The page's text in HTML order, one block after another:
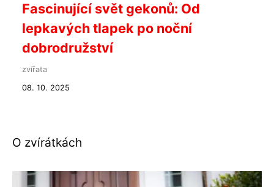
Fascinující svět gekonů: Od
lepkavých tlapek po noční
dobrodružství
zvířata
08. 10. 2025
O zvírátkách